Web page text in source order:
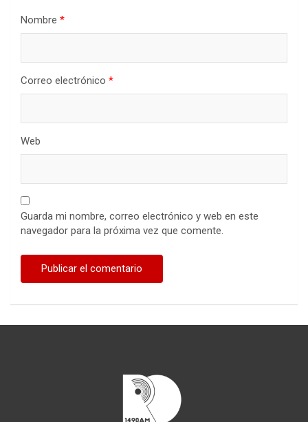
Nombre *
Correo electrónico *
Web
Guarda mi nombre, correo electrónico y web en este
navegador para la próxima vez que comente.